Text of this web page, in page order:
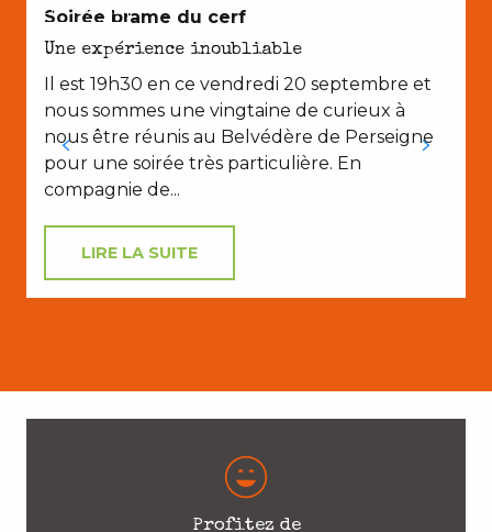
EN COUPLE
Soirée brame du cerf
Une expérience inoubliable
Il est 19h30 en ce vendredi 20 septembre et
nous sommes une vingtaine de curieux à
nous être réunis au Belvédère de Perseigne
pour une soirée très particulière. En
compagnie de...
LIRE LA SUITE
Profitez de